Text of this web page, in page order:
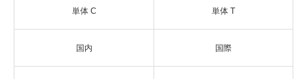
単体 C 単体 T
国内 国際